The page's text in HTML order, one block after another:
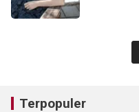
Terpopuler